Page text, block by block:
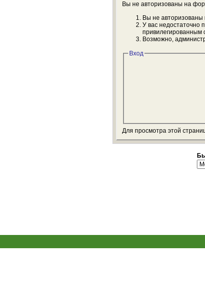
Вы не авторизованы на
Вы не
У вас недостаточно
привилегированным
Возможно,
Вход
Для просмотра этой